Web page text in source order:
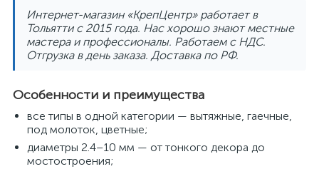
Интернет-магазин «КрепЦентр» работает в
Тольятти с 2015 года. Нас хорошо знают местные
мастера и профессионалы. Работаем с НДС.
Отгрузка в день заказа. Доставка по РФ.
Особенности и преимущества
все типы в одной категории — вытяжные, гаечные,
под молоток, цветные;
диаметры 2.4–10 мм — от тонкого декора до
мостостроения;